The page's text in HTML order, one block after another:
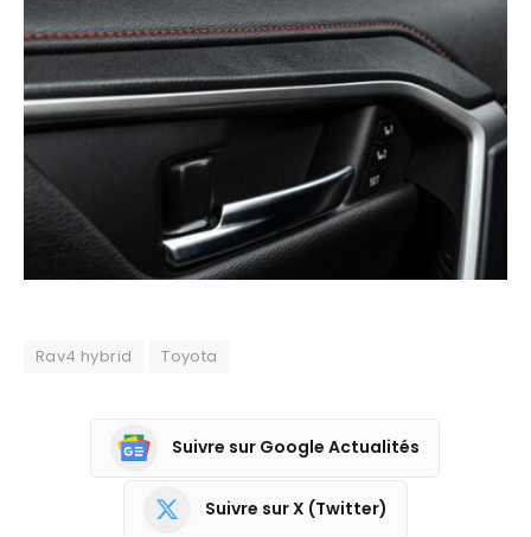
Rav4 hybrid Toyota
Suivre sur Google Actualités
Suivre sur X (Twitter)